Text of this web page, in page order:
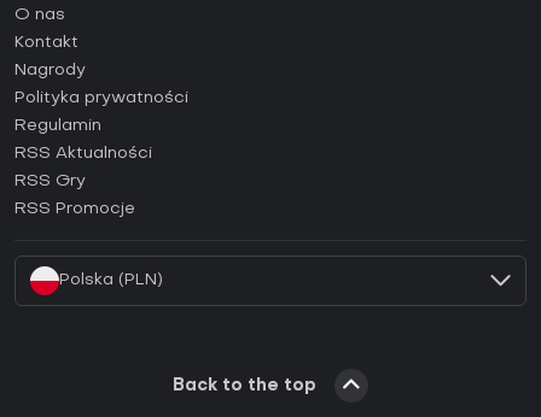
Poradniki
Jak aktywować klucz Steam (CD Key)?
Jak aktywować klucz Epic Games (CD Key)?
Jak aktywować klucz GOG (CD Key)?
Jak aktywować klucz Ubisoft Connect (CD Key)?
O nas
Kontakt
Nagrody
Polityka prywatności
Regulamin
RSS Aktualności
RSS Gry
RSS Promocje
Polska (PLN)
Back to the top